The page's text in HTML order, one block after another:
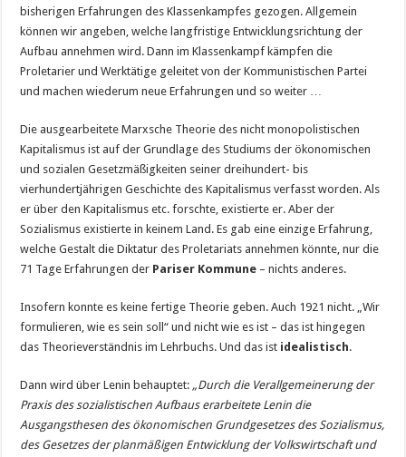
bisherigen Erfahrungen des Klassenkampfes gezogen. Allgemein
können wir angeben, welche langfristige Entwicklungsrichtung der
Aufbau annehmen wird. Dann im Klassenkampf kämpfen die
Proletarier und Werktätige geleitet von der Kommunistischen Partei
und machen wiederum neue Erfahrungen und so weiter …
Die ausgearbeitete Marxsche Theorie des nicht monopolistischen
Kapitalismus ist auf der Grundlage des Studiums der ökonomischen
und sozialen Gesetzmäßigkeiten seiner dreihundert- bis
vierhundertjährigen Geschichte des Kapitalismus verfasst worden. Als
er über den Kapitalismus etc. forschte, existierte er. Aber der
Sozialismus existierte in keinem Land. Es gab eine einzige Erfahrung,
welche Gestalt die Diktatur des Proletariats annehmen könnte, nur die
71 Tage Erfahrungen der Pariser Kommune – nichts anderes.
Insofern konnte es keine fertige Theorie geben. Auch 1921 nicht. „Wir
formulieren, wie es sein soll“ und nicht wie es ist – das ist hingegen
das Theorieverständnis im Lehrbuchs. Und das ist idealistisch.
Dann wird über Lenin behauptet: „Durch die Verallgemeinerung der
Praxis des sozialistischen Aufbaus erarbeitete Lenin die
Ausgangsthesen des ökonomischen Grundgesetzes des Sozialismus,
des Gesetzes der planmäßigen Entwicklung der Volkswirtschaft und